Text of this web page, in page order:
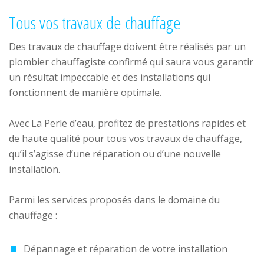
Tous vos travaux de chauffage
Des travaux de chauffage doivent être réalisés par un
plombier chauffagiste confirmé qui saura vous garantir
un résultat impeccable et des installations qui
fonctionnent de manière optimale.
Avec La Perle d’eau, profitez de prestations rapides et
de haute qualité pour tous vos travaux de chauffage,
qu’il s’agisse d’une réparation ou d’une nouvelle
installation.
Parmi les services proposés dans le domaine du
chauffage :
Dépannage et réparation de votre installation